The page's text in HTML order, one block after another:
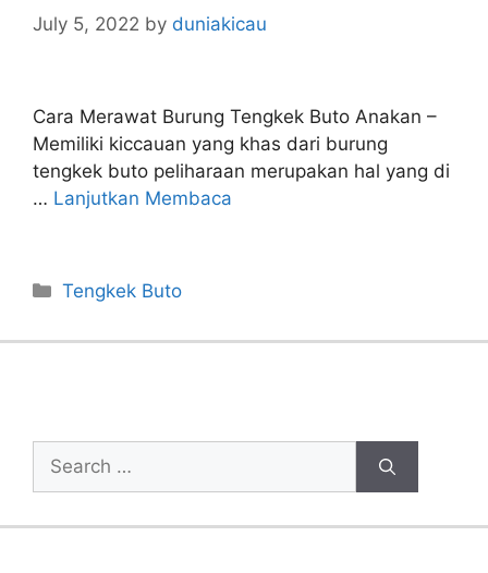
July 5, 2022 by duniakicau
Cara Merawat Burung Tengkek Buto Anakan –
Memiliki kiccauan yang khas dari burung
tengkek buto peliharaan merupakan hal yang di
… Lanjutkan Membaca
Categories
Tengkek Buto
Search
for: